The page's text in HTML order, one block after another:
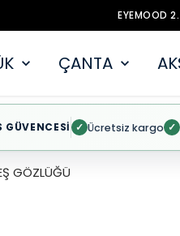
EYEMOOD
ÇANTA
GÜVENCESİ ✓ Ücretsiz kargo ✓
GÖZLÜĞÜ